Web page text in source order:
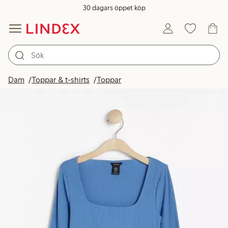
30 dagars öppet köp
Dam Toppar & t-shirts Toppar